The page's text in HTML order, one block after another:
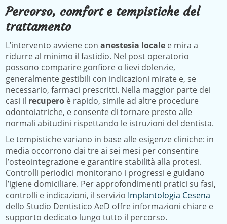
Percorso, comfort e tempistiche del
trattamento
L’intervento avviene conanestesia locale e mira a
ridurre al minimo il fastidio. Nel post operatorio
possono comparire gonfiore o lievi dolenzie,
generalmente gestibili con indicazioni mirate e, se
necessario, farmaci prescritti. Nella maggior parte dei
casi il recupero è rapido, simile ad altre procedure
odontoiatriche, e consente di tornare presto alle
normali abitudini rispettando le istruzioni del dentista.
Le tempistiche variano in base alle esigenze cliniche: in
media occorrono dai tre ai sei mesi per consentire
l’osteointegrazione e garantire stabilità alla protesi.
Controlli periodici monitorano i progressi e guidano
l’igiene domiciliare. Per approfondimenti pratici su fasi,
controlli e indicazioni, il servizio Implantologia Cesena
dello Studio Dentistico AeD offre informazioni chiare e
supporto dedicato lungo tutto il percorso.